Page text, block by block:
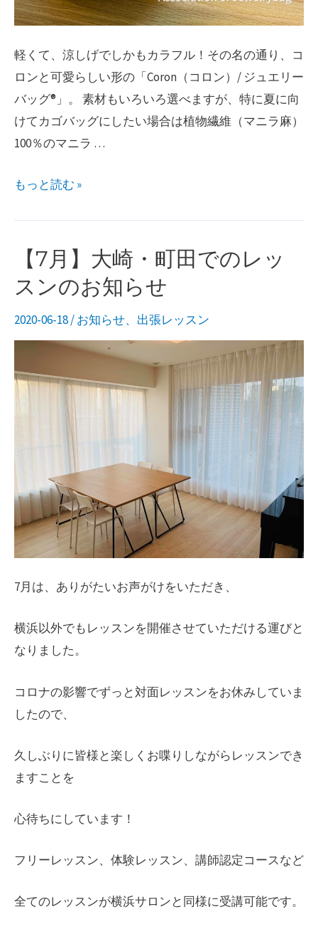
軽くて、涼しげでしかもカラフル！その名の通り、コ
ロンと可愛らしい形の「Coron（コロン）/ ジュエリー
バッグ®︎」。 素材もいろいろ選べますが、特に夏に向
けてカゴバッグにしたい場合は植物繊維（マニラ麻）
100％のマニラ …
Coron
ン）/
ュ
エ
リ
バ
ッ
もっと読む »
【7月】大崎・町田でのレッ
スンのお知らせ
2020-06-18/お知らせ、 出張レッスン
7月は、ありがたいお声がけをいただき、
横浜以外でもレッスンを開催させていただける運びと
なりました。
コロナの影響でずっと対面レッスンをお休みしていま
したので、
久しぶりに皆様と楽しくお喋りしながらレッスンでき
ますことを
心待ちにしています！
フリーレッスン、体験レッスン、講師認定コースなど
全てのレッスンが横浜サロンと同様に受講可能です。